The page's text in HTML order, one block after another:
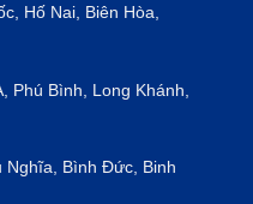
Hố Nai, Biên Hòa,
Phú Bình, Long Khánh,
Nghĩa, Bình Đức, Binh